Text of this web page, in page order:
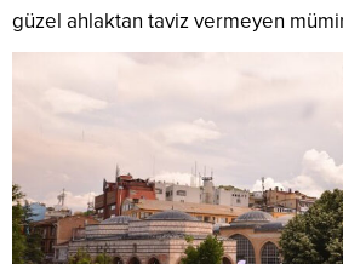
güzel ahlaktan taviz vermeyen